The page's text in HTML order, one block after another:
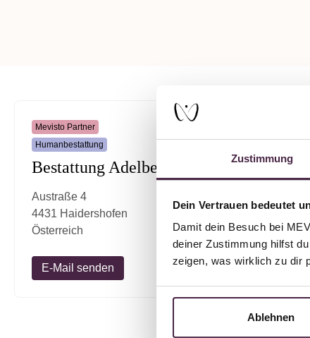
Zustimmung
Dein Vertrauen bedeutet
Damit dein Besuch bei
deiner Zustimmung hilfst
zeigen, was wirklich zu dir
Ablehnen
Mevisto Partner
Humanbestattung
Bestattung Adelberger
Austraße 4
4431 Haidershofen
Österreich
E-Mail senden